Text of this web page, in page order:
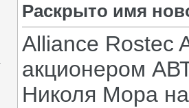
Раскрыто имя
Alliance Rostec
акционером
Николя Мора